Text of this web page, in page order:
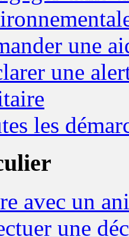
une
une
les
avec un
une